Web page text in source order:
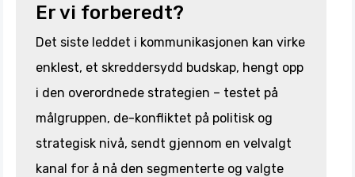
Er vi forberedt?
Det siste leddet i kommunikasjonen kan virke
enklest, et skreddersydd budskap, hengt opp
i den overordnede strategien – testet på
målgruppen, de-konfliktet på politisk og
strategisk nivå, sendt gjennom en velvalgt
kanal for å nå den segmenterte og valgte